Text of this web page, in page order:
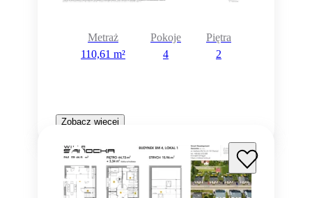
Metraż
110,61 m²
Pokoje
4
Piętra
2
Zobacz więcej